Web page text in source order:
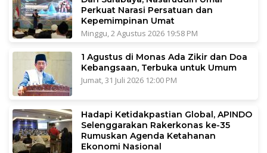
Perkuat Narasi Persatuan dan
Kepemimpinan Umat
Minggu, 2 Agustus 2026 19:58 PM
1 Agustus di Monas Ada Zikir dan Doa
Kebangsaan, Terbuka untuk Umum
Jumat, 31 Juli 2026 12:00 PM
Hadapi Ketidakpastian Global, APINDO
Selenggarakan Rakerkonas ke-35
Rumuskan Agenda Ketahanan
Ekonomi Nasional